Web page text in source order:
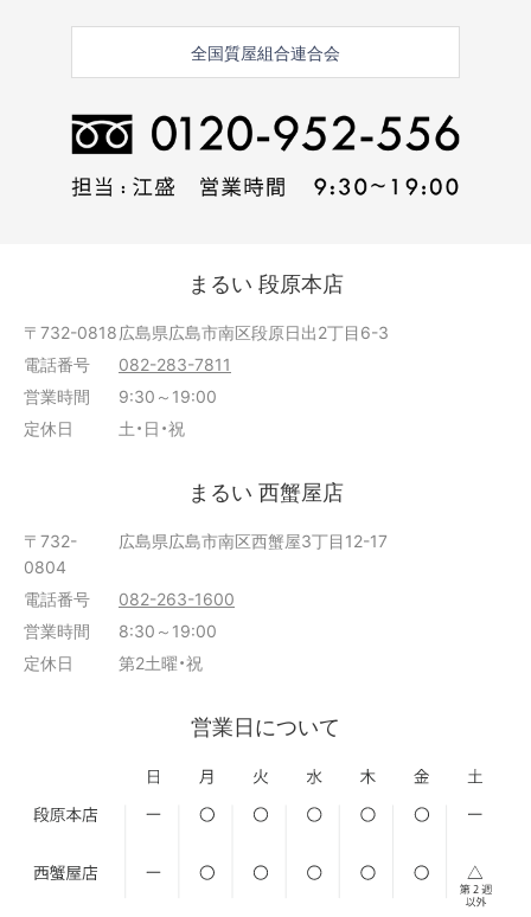
全国質屋組合連合会
まるい 段原本店
〒732-0818広島県広島市南区段原日出2丁目6-3
電話番号
082-283-7811
営業時間
9:30～19:00
定休日
土・日・祝
まるい 西蟹屋店
〒732-
0804
広島県広島市南区西蟹屋3丁目12-17
電話番号
082-263-1600
営業時間
8:30～19:00
定休日
第2土曜・祝
営業日について